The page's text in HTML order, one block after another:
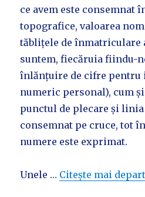
ce avem este consemnat
topografice, valoarea
tăblițele de înmatriculare
suntem, fiecăruia fiindu-
înlănțuire de cifre pentru
numeric personal), cum
punctul de plecare și linia
consemnat pe cruce, tot
numere este exprimat.
Unele … Citește mai